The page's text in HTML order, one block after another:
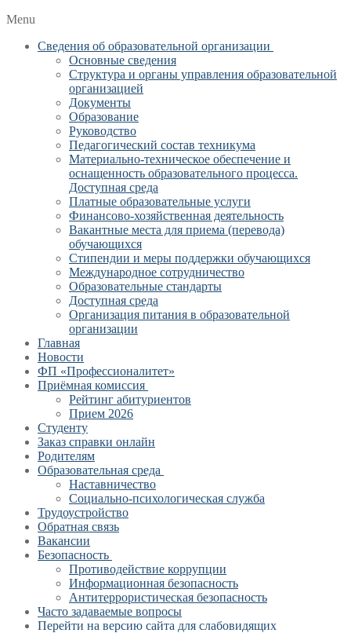
Menu
Сведения об образовательной организации
Основные сведения
Структура и органы управления образовательной
организацией
Документы
Образование
Руководство
Педагогический состав техникума
Материально-техническое обеспечение и
оснащенность образовательного процесса.
Доступная среда
Платные образовательные услуги
Финансово-хозяйственная деятельность
Вакантные места для приема (перевода)
обучающихся
Стипендии и меры поддержки обучающихся
Международное сотрудничество
Образовательные стандарты
Доступная среда
Организация питания в образовательной
организации
Главная
Новости
ФП «Профессионалитет»
Приёмная комиссия
Рейтинг абитуриентов
Прием 2026
Студенту
Заказ справки онлайн
Родителям
Образовательная среда
Наставничество
Социально-психологическая служба
Трудоустройство
Обратная связь
Вакансии
Безопасность
Противодействие коррупции
Информационная безопасность
Антитеррористическая безопасность
Часто задаваемые вопросы
Перейти на версию сайта для слабовидящих